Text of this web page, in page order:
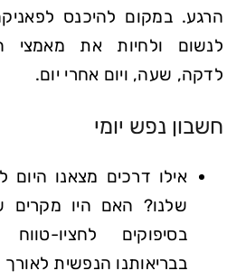
הרגע. במקום להיכנס
לנשום ולחיות את מאמצי
לדקה, שעה, ויום אחרי יום.
חשבון נפש יומי
אילו דרכים מצאנו
שלנו? האם היו מקרים
בסיפוקים לחציו-
בבריאותנו הנפשית לאורך